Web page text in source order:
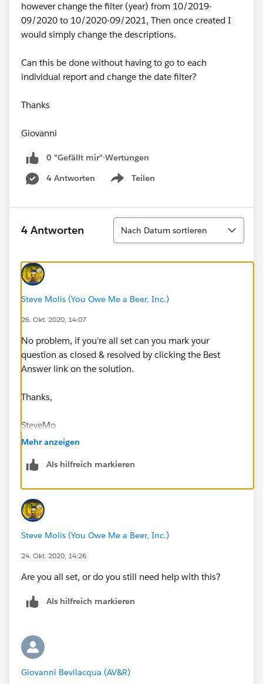
however change the filter (year) from 10/2019-
09/2020 to 10/2020-09/2021, Then once created I
would simply change the descriptions.
Can this be done without having to go to each
individual report and change the date filter?
Thanks
Giovanni
0 "Gefällt mir"-Wertungen
4 Antworten
Teilen
Show menu
4 Antworten
Sortieren
Nach Datum sortieren
Steve Molis (You Owe Me a Beer, Inc.)
26. Okt. 2020, 14:07
No problem, if you're all set can you mark your
question as closed & resolved by clicking the Best
Answer link on the solution.
Thanks,
SteveMo
Mehr anzeigen
Als hilfreich markieren
Steve Molis (You Owe Me a Beer, Inc.)
24. Okt. 2020, 14:26
Are you all set, or do you still need help with this?
Als hilfreich markieren
Giovanni Bevilacqua (AV&R)